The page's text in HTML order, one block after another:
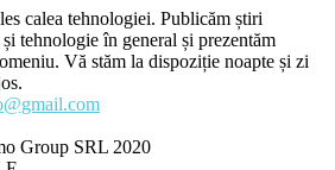
calea tehnologiei. Publicăm știri
și tehnologie în general și prezentăm
Vă stăm la dispoziție noapte și zi
Group SRL 2020